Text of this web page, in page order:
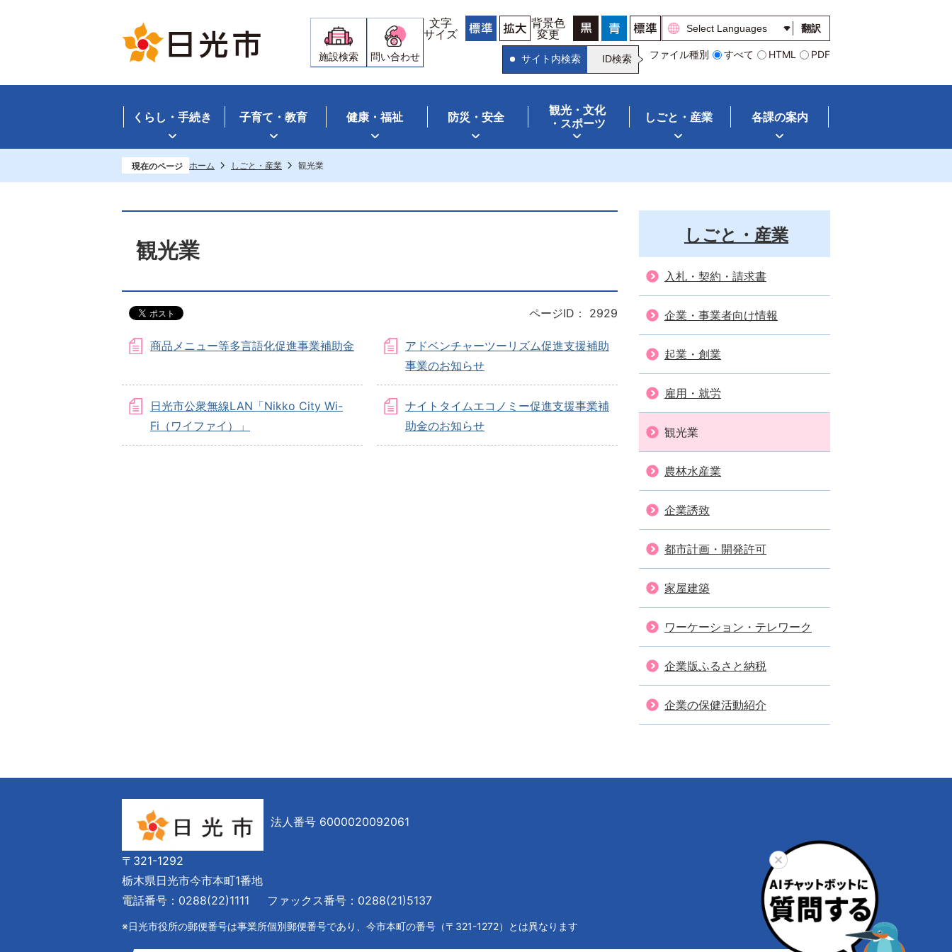
施設検索 問い合わせ
文字
サイズ
背景色
変更
翻訳
サイト内検索 ID検索 ファイル種別 すべて HTML PDF
くらし・手続き 子育て・教育 健康・福祉 防災・安全
観光・文化
・スポーツ
しごと・産業 各課の案内
現在のページ ホーム しごと・産業 観光業
観光業
ページID： 2929
商品メニュー等多言語化促進事業補助金
アドベンチャーツーリズム促進支援補助
事業のお知らせ
日光市公衆無線LAN「Nikko City Wi-
Fi（ワイファイ）」
ナイトタイムエコノミー促進支援事業補
助金のお知らせ
しごと・産業
入札・契約・請求書
企業・事業者向け情報
起業・創業
雇用・就労
観光業
農林水産業
企業誘致
都市計画・開発許可
家屋建築
ワーケーション・テレワーク
企業版ふるさと納税
企業の保健活動紹介
法人番号 6000020092061
〒321-1292
栃木県日光市今市本町1番地
電話番号：0288(22)1111
ファックス番号：0288(21)5137
※日光市役所の郵便番号は事業所個別郵便番号であり、今市本町の番号（〒321-1272）とは異なります